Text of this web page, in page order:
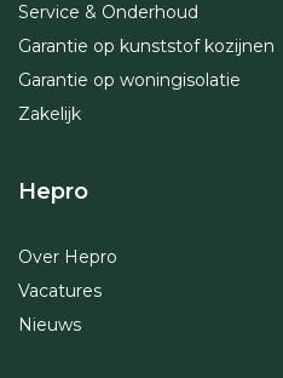
Service & Onderhoud
Garantie op kunststof kozijnen
Garantie op woningisolatie
Zakelijk
Hepro
Over Hepro
Vacatures
Nieuws